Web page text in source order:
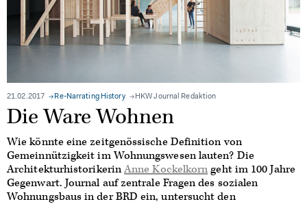
21.02.2017 Re-Narrating History HKW Journal Redaktion
Die Ware Wohnen
Wie könnte eine zeitgenössische Definition von
Gemeinnützigkeit im Wohnungswesen lauten? Die
ArchitekturhistorikerinAnne Kockelkorngeht im 100 Jahre
Gegenwart. Journal auf zentrale Fragen des sozialen
Wohnungsbaus in der BRD ein, untersucht den